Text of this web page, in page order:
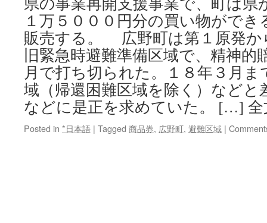
１万５０００円分の買い物がで
販売する。 広野町は第１原発か
旧緊急時避難準備区域で、精神的
月で打ち切られた。１８年３月
域（帰還困難区域を除く）などと
などに是正を求めていた。 […] 全
Posted in *日本語 | Tagged 商品券, 広野町, 避難区域 |